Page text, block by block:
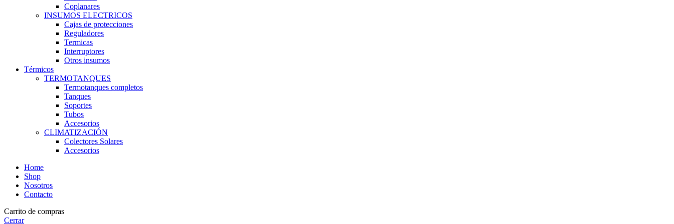
Coplanares
INSUMOS ELECTRICOS
Cajas de protecciones
Reguladores
Termicas
Interruptores
Otros insumos
Térmicos
TERMOTANQUES
Termotanques completos
Tanques
Soportes
Tubos
Accesorios
CLIMATIZACIÓN
Colectores Solares
Accesorios
Home
Shop
Nosotros
Contacto
Carrito de compras
Cerrar